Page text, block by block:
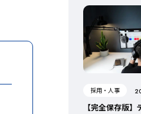
採用・人事
【完全保存版